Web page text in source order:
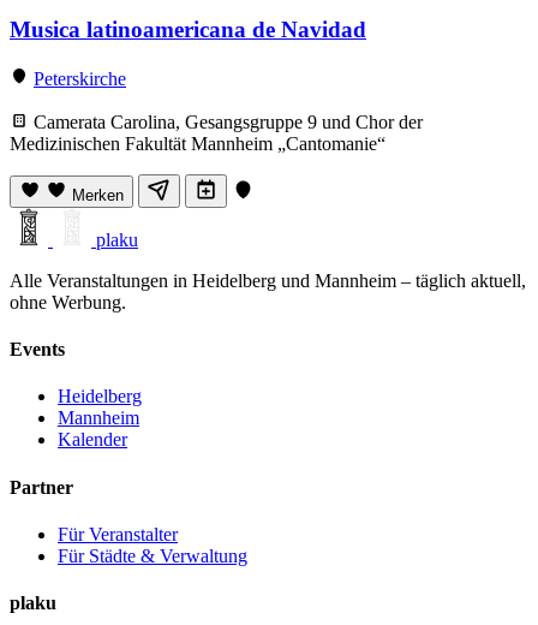
Musica latinoamericana de Navidad
Peterskirche
Camerata Carolina, Gesangsgruppe 9 und Chor der
Medizinischen Fakultät Mannheim „Cantomanie“
Merken
plaku
Alle Veranstaltungen in Heidelberg und Mannheim – täglich aktuell,
ohne Werbung.
Events
Heidelberg
Mannheim
Kalender
Partner
Für Veranstalter
Für Städte & Verwaltung
plaku